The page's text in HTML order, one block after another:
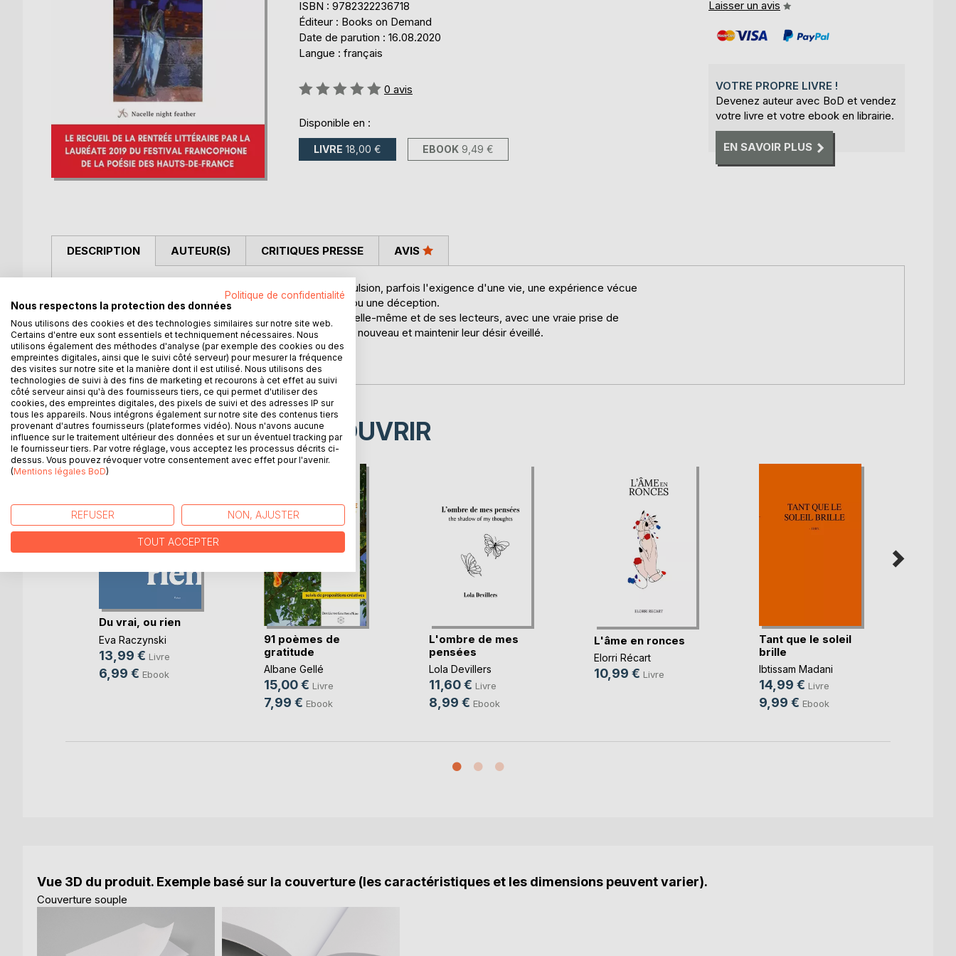
ISBN : 9782322236718
Éditeur : Books on Demand
Date de parution : 16.08.2020
Langue : français
Évaluation:
0 avis
Disponible en :
LIVRE 18,00 € EBOOK 9,49 €
Laisser un avis
VOTRE PROPRE LIVRE !
Devenez auteur avec BoD et vendez
votre livre et votre ebook en librairie.
EN SAVOIR PLUS
DESCRIPTION
Un premier receuil de textes est parfois le fruit d'une impulsion, parfois l'exigence d'une vie, une expérience vécue
une fois, comme un défi, un soulagement, une libération, ou une déception.
Mais si l'auteure récidive, c'est un engagement auprès d'elle-même et de ses lecteurs, avec une vraie prise de
risque, entre les décevoir et les lasser, entre les séduire à nouveau et maintenir leur désir éveillé.
Nacelle a pris ce risque, elle a heureusement bien fait.
Philippe Raxhon
AUTEUR(S) CRITIQUES PRESSE AVIS
D’AUTRES TITRES À DÉCOUVRIR
Du vrai, ou rien
Eva Raczynski
13,99 € Livre
6,99 € Ebook
91 poèmes de
gratitude
Albane Gellé
15,00 € Livre
7,99 € Ebook
L'ombre de mes
pensées
Lola Devillers
11,60 € Livre
8,99 € Ebook
L'âme en ronces
Elorri Récart
10,99 € Livre
Tant que le soleil
brille
Ibtissam Madani
14,99 € Livre
9,99 € Ebook
Vue 3D du produit. Exemple basé sur la couverture (les caractéristiques et les dimensions peuvent varier).
Couverture souple
Politique de confidentialité
Nous respectons la protection des données
Nous utilisons des cookies et des technologies similaires sur notre site web.
Certains d'entre eux sont essentiels et techniquement nécessaires. Nous
utilisons également des méthodes d'analyse (par exemple des cookies ou des
empreintes digitales, ainsi que le suivi côté serveur) pour mesurer la fréquence
des visites sur notre site et la manière dont il est utilisé. Nous utilisons des
technologies de suivi à des fins de marketing et recourons à cet effet au suivi
côté serveur ainsi qu'à des fournisseurs tiers, ce qui permet d'utiliser des
cookies, des empreintes digitales, des pixels de suivi et des adresses IP sur
tous les appareils. Nous intégrons également sur notre site des contenus tiers
provenant d'autres fournisseurs (plateformes vidéo). Nous n'avons aucune
influence sur le traitement ultérieur des données et sur un éventuel tracking par
le fournisseur tiers. Par votre réglage, vous acceptez les processus décrits ci-
dessus. Vous pouvez révoquer votre consentement avec effet pour l'avenir.
(Mentions légales BoD)
REFUSER NON, AJUSTER
TOUT ACCEPTER